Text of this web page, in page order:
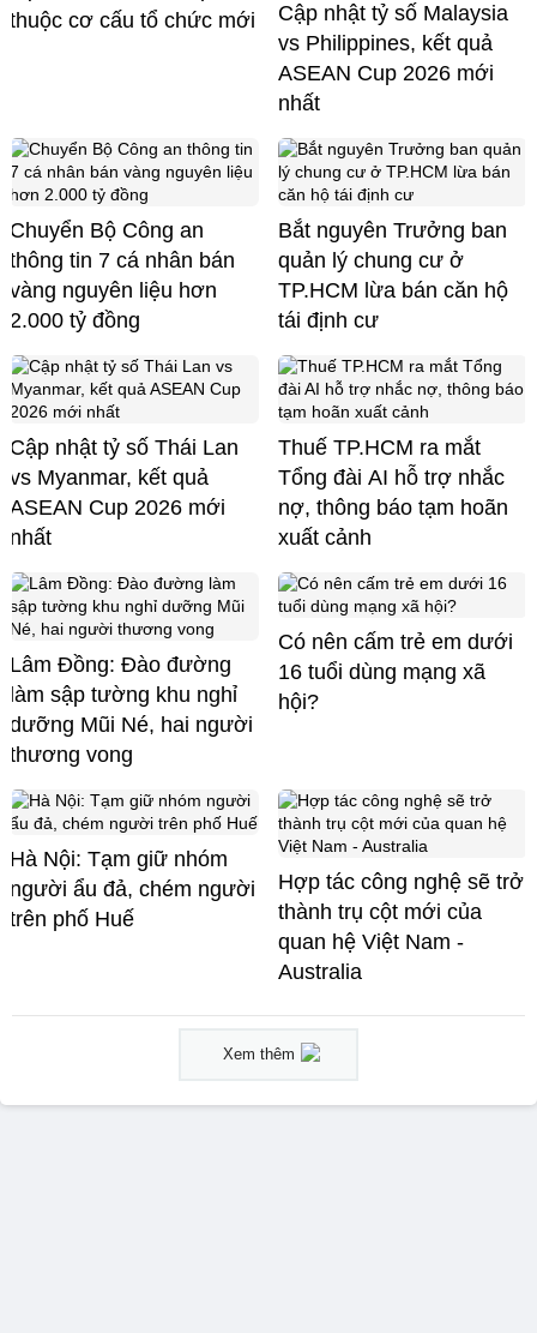
thuộc cơ cấu tổ chức mới
Cập nhật tỷ số Malaysia
vs Philippines, kết quả
ASEAN Cup 2026 mới
nhất
Chuyển Bộ Công an
thông tin 7 cá nhân bán
vàng nguyên liệu hơn
2.000 tỷ đồng
Bắt nguyên Trưởng ban
quản lý chung cư ở
TP.HCM lừa bán căn hộ
tái định cư
Cập nhật tỷ số Thái Lan
vs Myanmar, kết quả
ASEAN Cup 2026 mới
nhất
Thuế TP.HCM ra mắt
Tổng đài AI hỗ trợ nhắc
nợ, thông báo tạm hoãn
xuất cảnh
Lâm Đồng: Đào đường
làm sập tường khu nghỉ
dưỡng Mũi Né, hai người
thương vong
Có nên cấm trẻ em dưới
16 tuổi dùng mạng xã
hội?
Hà Nội: Tạm giữ nhóm
người ẩu đả, chém người
trên phố Huế
Hợp tác công nghệ sẽ trở
thành trụ cột mới của
quan hệ Việt Nam -
Australia
Xem thêm